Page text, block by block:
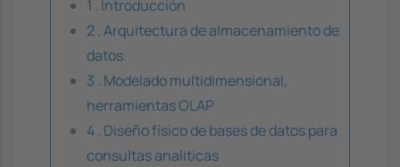
1 . Introducción
2 . Arquitectura de almacenamiento de
datos.
3 . Modelado multidimensional,
herramientas OLAP
4 . Diseño físico de bases de datos para
consultas analiticas